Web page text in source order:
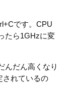
です。CPU
たら1GHzに変
んだん高くなり
されているの